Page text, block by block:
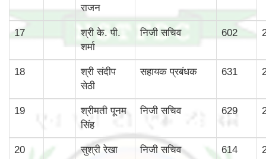
राजन
17
श्री के. पी.
शर्मा
निजी सचिव 602
18
श्री संदीप
सेठी
सहायक प्रबंधक 631
19
श्रीमती पूनम
सिंह
निजी सचिव 629
20 सुश्री रेखा निजी सचिव 614